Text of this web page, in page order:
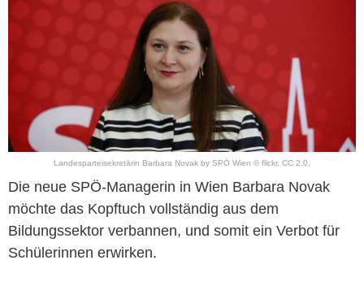
Landesparteisekretärin Barbara Novak by SPÖ Wien © flickr, CC 2.0,
Die neue SPÖ-Managerin in Wien Barbara Novak
möchte das Kopftuch vollständig aus dem
Bildungssektor verbannen, und somit ein Verbot für
Schülerinnen erwirken.